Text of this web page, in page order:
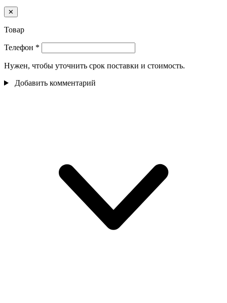
✕
Товар
Телефон *
Нужен, чтобы уточнить срок поставки и стоимость.
Добавить комментарий